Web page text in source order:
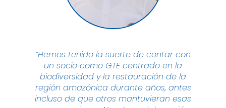
“Hemos tenido la suerte de contar con
un socio como GTE centrado en la
biodiversidad y la restauración de la
región amazónica durante años, antes
incluso de que otros mantuvieran esas